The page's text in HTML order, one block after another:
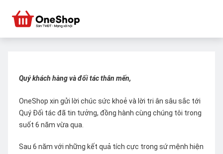
Quý khách hàng và đối tác thân mến,
OneShop xin gửi lời chúc sức khoẻ và lời tri ân sâu sắc tới
Quý Đối tác đã tin tưởng, đồng hành cùng chúng tôi trong
suốt 6 năm vừa qua.
Sau 6 năm với những kết quả tích cực trong sứ mệnh hiện